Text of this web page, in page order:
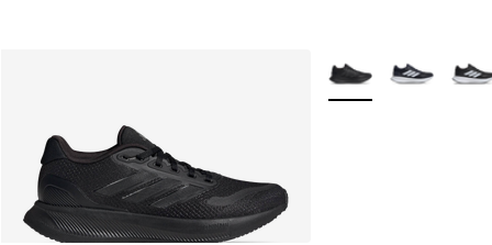
Meer kleuren